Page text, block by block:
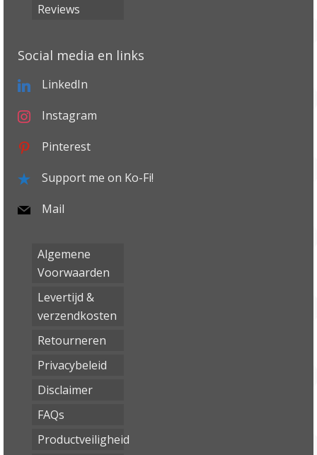
Reviews
Social media en links
LinkedIn
Instagram
Pinterest
Support me on Ko-Fi!
Mail
Algemene
Voorwaarden
Levertijd &
verzendkosten
Retourneren
Privacybeleid
Disclaimer
FAQs
Productveiligheid